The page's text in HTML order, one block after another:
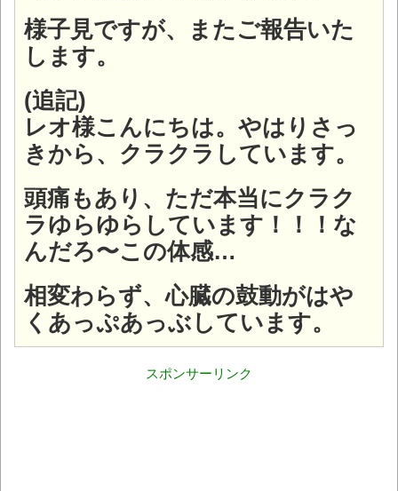
様子見ですが、またご報告いた
します。
(追記)
レオ様こんにちは。やはりさっ
きから、クラクラしています。
頭痛もあり、ただ本当にクラク
ラゆらゆらしています！！！な
んだろ〜この体感…
相変わらず、心臓の鼓動がはや
くあっぷあっぶしています。
スポンサーリンク